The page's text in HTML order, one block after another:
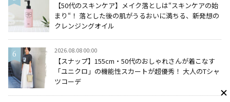
【50代のスキンケア】メイク落としは“スキンケアの始
まり“！ 落とした後の肌がうるおいに満ちる、新発想の
クレンジングオイル
2026.08.08 00:00
【スナップ】155cm・50代のおしゃれさんが着こなす
「ユニクロ」の機能性スカートが超優秀！ 大人のTシャ
ツコーデ